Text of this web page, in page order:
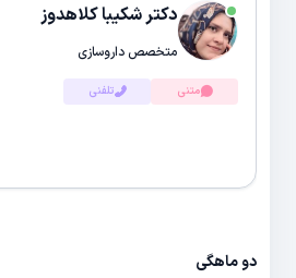
دکتر شکیبا کلاهدوز
متخصص داروسازی
متنی تلفنی
دو ماهگی